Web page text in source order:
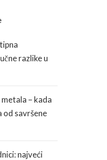
razlike u
– kada
od savršene
najveći